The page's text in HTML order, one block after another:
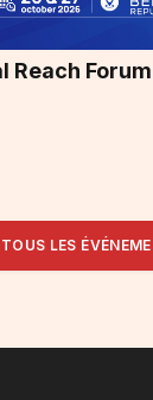
Reach
LES